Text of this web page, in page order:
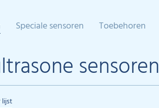
Speciale sensoren Toebehoren
sensoren
lijst